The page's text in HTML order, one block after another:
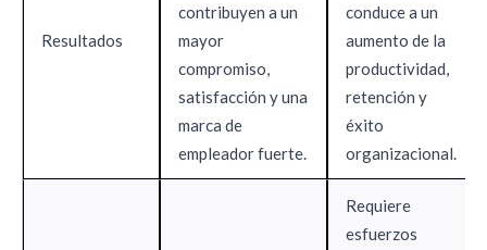
Resultados
contribuyen a un
mayor
compromiso,
satisfacción y una
marca de
empleador fuerte.
conduce a un
aumento de la
productividad,
retención y
éxito
organizacional.
Requiere
esfuerzos